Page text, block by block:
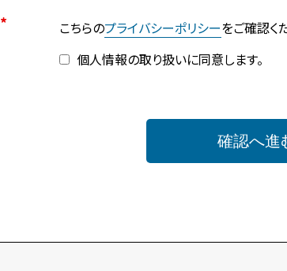
* こちらのプライバシーポリシーをご確認く
個人情報の取り扱いに同意します。